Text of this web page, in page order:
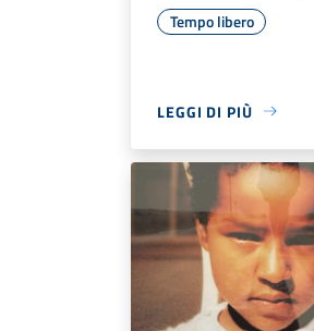
Tempo libero
LEGGI DI PIÙ